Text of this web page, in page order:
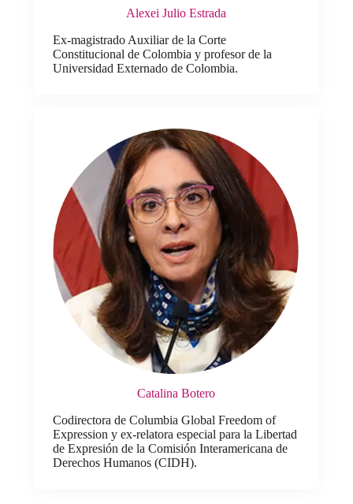
Alexei Julio Estrada
Ex-magistrado Auxiliar de la Corte
Constitucional de Colombia y profesor de la
Universidad Externado de Colombia.
Catalina Botero
Codirectora de Columbia Global Freedom of
Expression y ex-relatora especial para la Libertad
de Expresión de la Comisión Interamericana de
Derechos Humanos (CIDH).